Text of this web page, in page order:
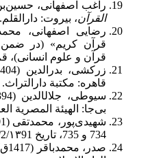
راغب اصفهانی، حسین‌بن
القرآن، بیروت: دارالقلم.
قرآن کریم» (در
قرآن و علوم انسانی)،
زرکشی، بدرالدین (1404ق)،
قاهره: مکتبة دارالتراث.
سیوطی، جلال‎الدین (1394ق)،
بی‌جا: الهیئة المصریة
734 و 735، تاریخ 2/2/۱۳91.
صدر، محمدباقر (1417ق)،